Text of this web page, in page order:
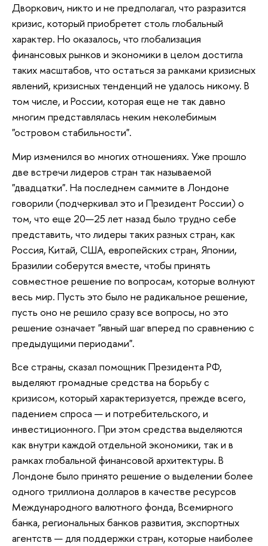
Дворкович, никто и не предполагал, что разразится
кризис, который приобретет столь глобальный
характер. Но оказалось, что глобализация
финансовых рынков и экономики в целом достигла
таких масштабов, что остаться за рамками кризисных
явлений, кризисных тенденций не удалось никому. В
том числе, и России, которая еще не так давно
многим представлялась неким неколебимым
"островом стабильности".
Мир изменился во многих отношениях. Уже прошло
две встречи лидеров стран так называемой
"двадцатки". На последнем саммите в Лондоне
говорили (подчеркивал это и Президент России) о
том, что еще 20—25 лет назад было трудно себе
представить, что лидеры таких разных стран, как
Россия, Китай, США, европейских стран, Японии,
Бразилии соберутся вместе, чтобы принять
совместное решение по вопросам, которые волнуют
весь мир. Пусть это было не радикальное решение,
пусть оно не решило сразу все вопросы, но это
решение означает "явный шаг вперед по сравнению с
предыдущими периодами".
Все страны, сказал помощник Президента РФ,
выделяют громадные средства на борьбу с
кризисом, который характеризуется, прежде всего,
падением спроса — и потребительского, и
инвестиционного. При этом средства выделяются
как внутри каждой отдельной экономики, так и в
рамках глобальной финансовой архитектуры. В
Лондоне было принято решение о выделении более
одного триллиона долларов в качестве ресурсов
Международного валютного фонда, Всемирного
банка, региональных банков развития, экспортных
агентств — для поддержки стран, которые наиболее